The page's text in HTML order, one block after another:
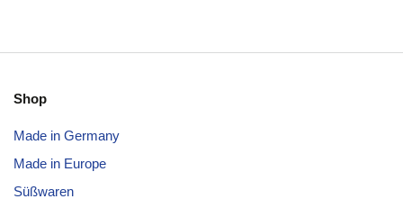
Shop
Made in Germany
Made in Europe
Süßwaren